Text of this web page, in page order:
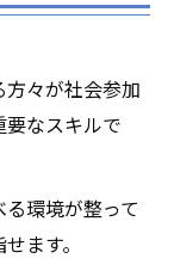
々が社会参加
なスキルで
環境が整って
ます。